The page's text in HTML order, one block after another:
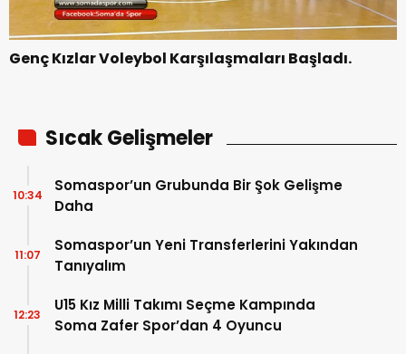
Genç Kızlar Voleybol Karşılaşmaları Başladı.
Sıcak Gelişmeler
Somaspor’un Grubunda Bir Şok Gelişme
Daha
10:34
Somaspor’un Yeni Transferlerini Yakından
Tanıyalım
11:07
U15 Kız Milli Takımı Seçme Kampında
Soma Zafer Spor’dan 4 Oyuncu
12:23